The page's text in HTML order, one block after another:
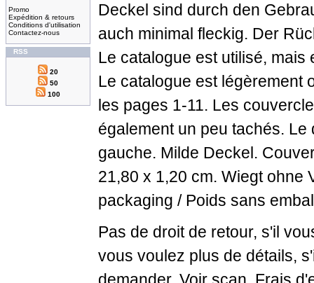
Promo
Expédition & retours
Conditions d'utilisation
Contactez-nous
RSS
20
50
100
Deckel sind durch den
auch minimal fleckig. Der
Le catalogue est utilisé,
Le catalogue est légèrement
les pages 1-11. Les
également un peu tachés.
gauche. Milde Deckel.
21,80 x 1,20 cm. Wiegt ohne
packaging / Poids sans
Pas de droit de retour, s'il
vous voulez plus de détails,